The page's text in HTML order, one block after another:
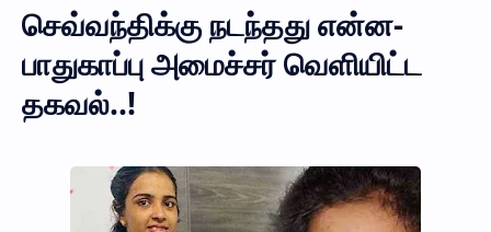
செவ்வந்திக்கு நடந்தது என்ன-
பாதுகாப்பு அமைச்சர் வெளியிட்ட
தகவல்..!